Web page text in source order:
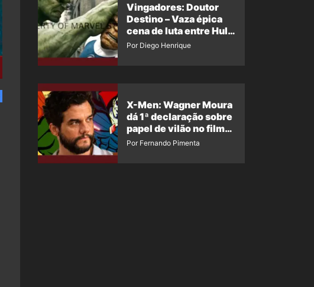
Vingadores: Doutor
Destino – Vaza épica
cena de luta entre Hulk
e o Coisa
Por Diego Henrique
X-Men: Wagner Moura
dá 1ª declaração sobre
papel de vilão no filme
da Marvel
Por Fernando Pimenta